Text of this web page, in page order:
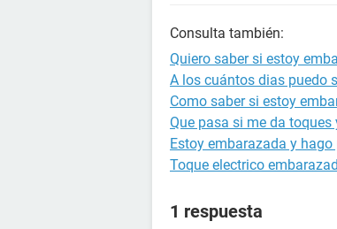
Consulta también:
Quiero saber si estoy
A los cuántos dias puedo
Como saber si estoy
Que pasa si me da
Estoy embarazada y hago
Toque electrico
1 respuesta